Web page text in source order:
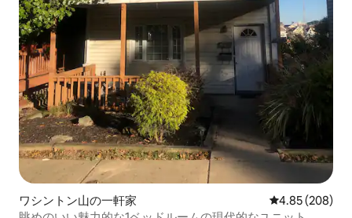
ワシントン山の一軒家 レビュー208
4.85 (208)